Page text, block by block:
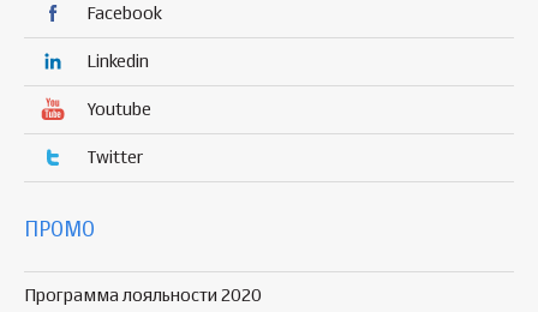
Facebook
Linkedin
Youtube
Twitter
ПРОМО
Программа лояльности 2020